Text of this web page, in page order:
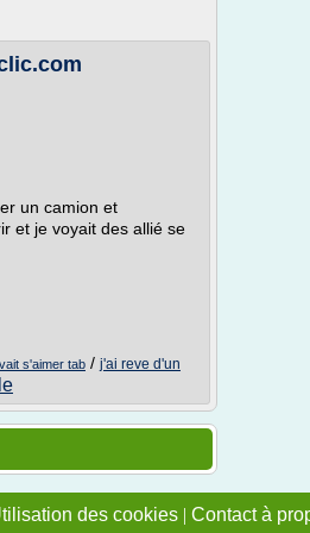
un camion et
et je voyait des allié se
s'aimer tab / j'ai reve d'un
des cookies | Contact à